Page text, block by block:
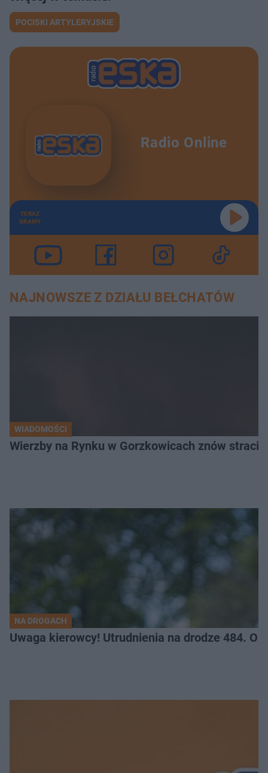
POCISKI ARTYLERYJSKIE
Radio Online
TERAZ
GRAMY
NAJNOWSZE Z DZIAŁU BEŁCHATÓW
WIADOMOŚCI
Wierzby na Rynku w Gorzkowicach znów
NA DROGACH
Uwaga kierowcy! Utrudnienia na drodze 484.